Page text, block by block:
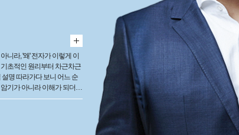
니라, '왜' 전자가 이렇게 이
초적인 원리부터 차근차근
명 따라가다 보니 어느 순
기가 아니라 이해가 되더라
예 없어서 막막하신 분들
기화학이 재밌어질 줄은 꿈